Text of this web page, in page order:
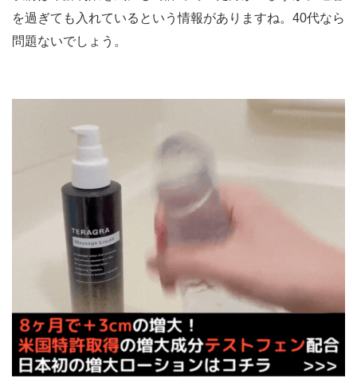
を過ぎても入れているという情報がありますね。40代なら
問題ないでしょう。